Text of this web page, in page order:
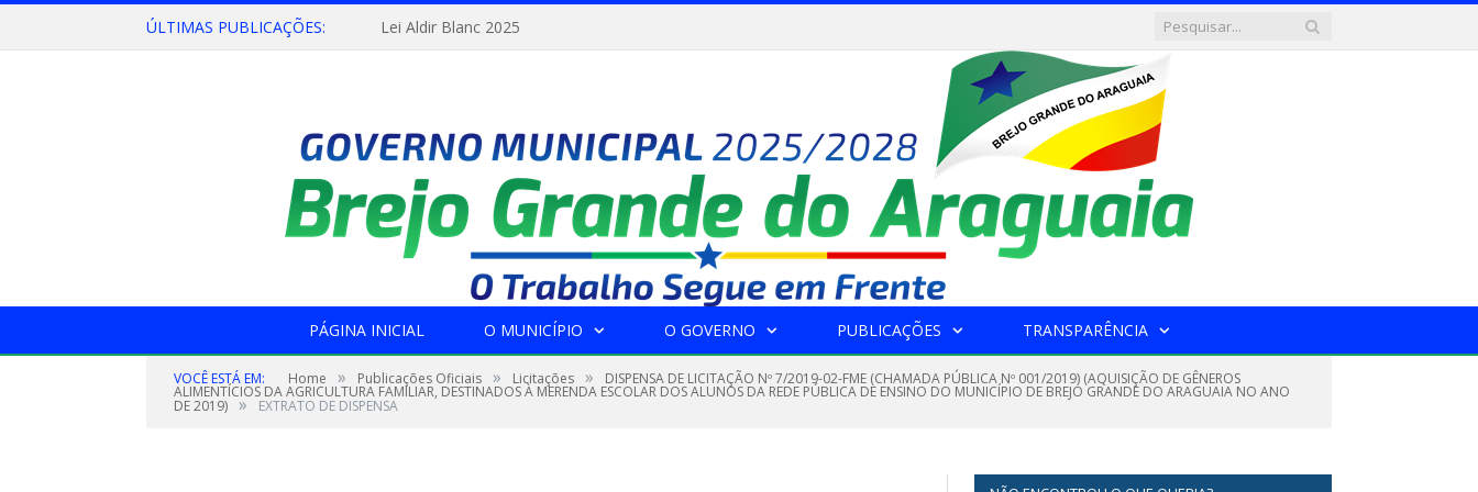
ÚLTIMAS PUBLICAÇÕES: Lei Aldir Blanc 2025
PÁGINA INICIAL O MUNICÍPIO O GOVERNO PUBLICAÇÕES TRANSPARÊNCIA
VOCÊ ESTÁ EM: Home » Publicações Oficiais » Licitações » DISPENSA DE LICITAÇÃO Nº 7/2019-02-FME (CHAMADA PÚBLICA Nº 001/2019) (AQUISIÇÃO DE GÊNEROS
ALIMENTÍCIOS DA AGRICULTURA FAMILIAR, DESTINADOS À MERENDA ESCOLAR DOS ALUNOS DA REDE PÚBLICA DE ENSINO DO MUNICÍPIO DE BREJO GRANDE DO ARAGUAIA NO ANO
DE 2019) » EXTRATO DE DISPENSA